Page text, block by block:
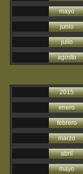
mayo
junio
julio
agosto
2015
enero
febrero
marzo
abril
mayo